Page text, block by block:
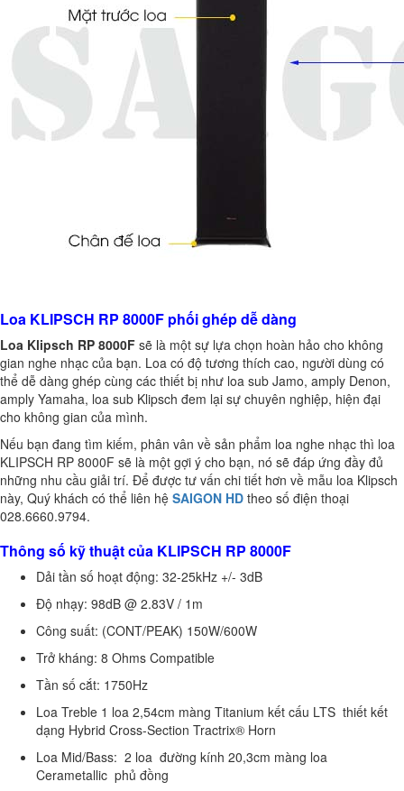
Loa KLIPSCH RP 8000F phối ghép dễ dàng
Loa Klipsch RP 8000F sẽ là một sự lựa chọn hoàn hảo cho không
gian nghe nhạc của bạn. Loa có độ tương thích cao, người dùng có
thể dễ dàng ghép cùng các thiết bị như loa sub Jamo, amply Denon,
amply Yamaha, loa sub Klipsch đem lại sự chuyên nghiệp, hiện đại
cho không gian của mình.
Nếu bạn đang tìm kiếm, phân vân về sản phẩm loa nghe nhạc thì loa
KLIPSCH RP 8000F sẽ là một gợi ý cho bạn, nó sẽ đáp ứng đầy đủ
những nhu cầu giải trí. Để được tư vấn chi tiết hơn về mẫu loa Klipsch
này, Quý khách có thể liên hệ SAIGON HD theo số điện thoại
028.6660.9794.
Thông số kỹ thuật của KLIPSCH RP 8000F
Dải tần số hoạt động: 32-25kHz +/- 3dB
Độ nhạy: 98dB @ 2.83V / 1m
Công suất: (CONT/PEAK) 150W/600W
Trở kháng: 8 Ohms Compatible
Tần số cắt: 1750Hz
Loa Treble 1 loa 2,54cm màng Titanium kết cấu LTS thiết kết
dạng Hybrid Cross-Section Tractrix® Horn
Loa Mid/Bass: 2 loa đường kính 20,3cm màng loa
Cerametallic phủ đồng